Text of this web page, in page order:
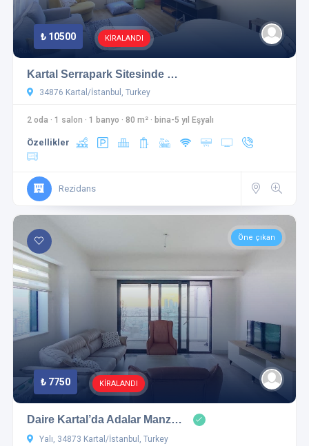
₺ 10500 KİRALANDI
Kartal Serrapark Sitesinde …
34876 Kartal/İstanbul, Turkey
2 oda · 1 salon · 1 banyo · 80 m² · bina-5 yıl Eşyalı
Özellikler
Rezidans
Öne çıkan
₺ 7750 KİRALANDI
Daire Kartal’da Adalar Manz…
Yalı, 34873 Kartal/İstanbul, Turkey